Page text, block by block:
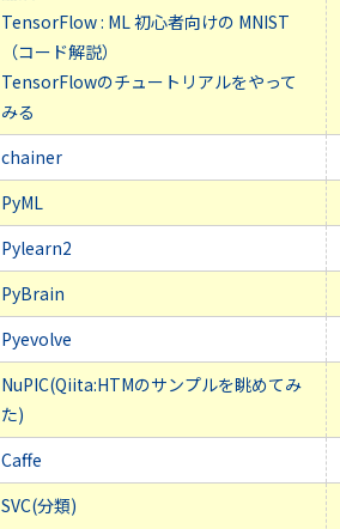
TensorFlow : ML 初心者向けの MNIST
（コード解説）
TensorFlowのチュートリアルをやって
みる
chainer
PyML
Pylearn2
PyBrain
Pyevolve
NuPIC(Qiita:HTMのサンプルを眺めてみ
た)
Caffe
SVC(分類)